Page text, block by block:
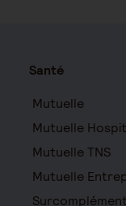
Santé
Mutuelle
Mutuelle
Mutuelle TNS
Mutuelle